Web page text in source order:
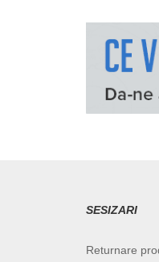
SESIZARI
Returnare